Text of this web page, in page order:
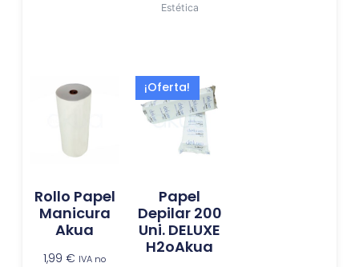
Estética
Rollo Papel
Manicura
Akua
1,99€ IVA no
¡Oferta!
Papel
Depilar 200
Uni. DELUXE
H2oAkua
El
precio
original
era:
7,99 €.